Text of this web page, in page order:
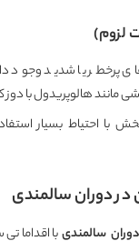
لزوم)
پرخطر یا شدید
مانند هالوپریدول با
با احتیاط بسیار
دوران سالمندی
سالمندیبا